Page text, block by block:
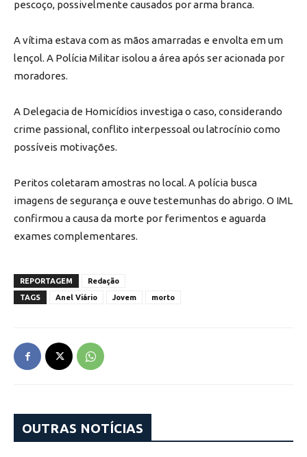
pescoço, possivelmente causados por arma branca.
A vítima estava com as mãos amarradas e envolta em um
lençol. A Polícia Militar isolou a área após ser acionada por
moradores.
A Delegacia de Homicídios investiga o caso, considerando
crime passional, conflito interpessoal ou latrocínio como
possíveis motivações.
Peritos coletaram amostras no local. A polícia busca
imagens de segurança e ouve testemunhas do abrigo. O IML
confirmou a causa da morte por ferimentos e aguarda
exames complementares.
REPORTAGEM
Redação
TAGS
Anel Viário Jovem morto
OUTRAS NOTÍCIAS